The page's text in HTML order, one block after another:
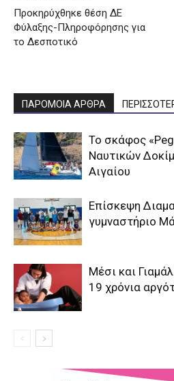
Προκηρύχθηκε θέση ΔΕ
Φύλαξης-Πληροφόρησης για
το Δεσποτικό
ΠΑΡΟΜΟΙΑ ΑΡΘΡΑ
To σκάφος
Ναυτικών
Αιγαίου
Επίσκεψη
γυμναστήριο
Μέσι και
19 χρόνια